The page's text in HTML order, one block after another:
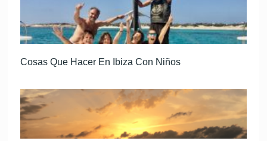
Cosas Que Hacer En Ibiza Con Niños